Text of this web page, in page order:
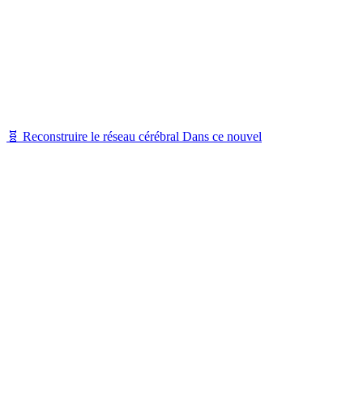
🧬 Reconstruire le réseau cérébral Dans ce nouvel